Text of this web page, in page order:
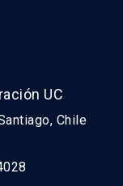
UC
Chile